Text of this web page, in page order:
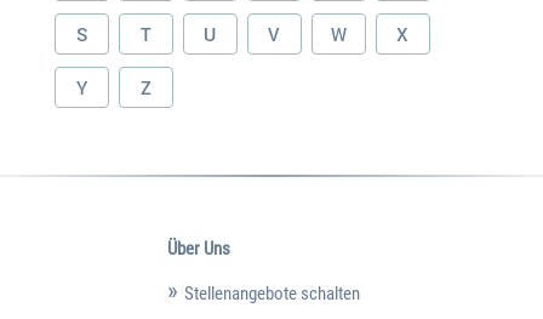
S T U V W X
Y Z
Über Uns
Stellenangebote schalten